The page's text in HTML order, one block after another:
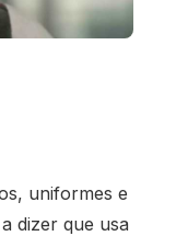
uniformes e
dizer que usa